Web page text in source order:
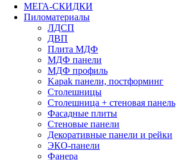
МЕГА-СКИДКИ
Пиломатериалы
ЛДСП
ДВП
Плита МДФ
МДФ панели
МДФ профиль
Kapak панели, постформинг
Столешницы
Столешница + стеновая панель
Фасадные плиты
Стеновые панели
Декоративные панели и рейки
ЭКО-панели
Фанера